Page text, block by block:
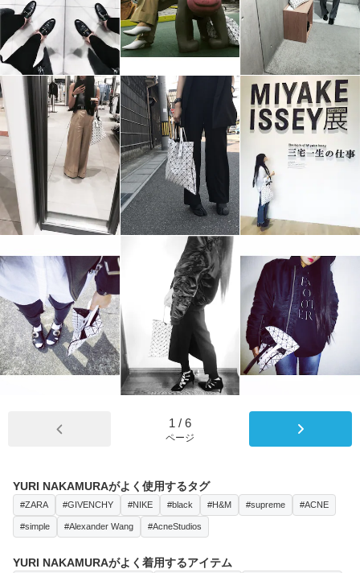
1 / 6
ページ
YURI NAKAMURAがよく使用するタグ
#ZARA #GIVENCHY #NIKE #black #H&M #supreme #ACNE
#simple #Alexander Wang #AcneStudios
YURI NAKAMURAがよく着用するアイテム